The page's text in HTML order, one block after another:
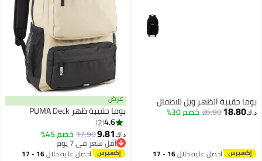
بوما حقيبة الظهر ويل للاطفال
د.ك‏18.80
26.90خصم 30%
احصل عليه خلال 16 - 17
عرض
بوما حقيبة ظهر PUMA Deck
4.6
2
د.ك‏9.81
17.90خصم 45%
أقل سعر في 7 يوم
أقل سعر في 7 يوماحصل عليه خلال 16 - 17